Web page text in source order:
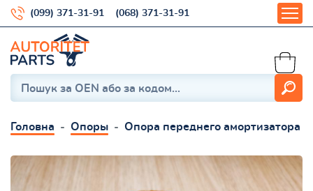
(099) 371-31-91 (068) 371-31-91
Головна Опоры Опора переднего амортизатора